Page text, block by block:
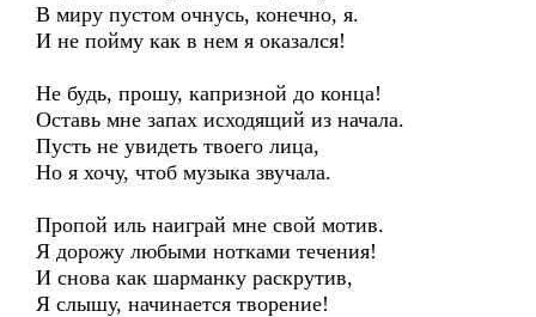
В миру пустом очнусь, конечно, я.
И не пойму как в нем я оказался!
Не будь, прошу, капризной до конца!
Оставь мне запах исходящий из начала.
Пусть не увидеть твоего лица,
Но я хочу, чтоб музыка звучала.
Пропой иль наиграй мне свой мотив.
Я дорожу любыми нотками течения!
И снова как шарманку раскрутив,
Я слышу, начинается творение!